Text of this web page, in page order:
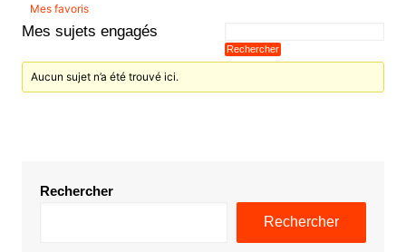
Mes favoris
Mes sujets engagés
Aucun sujet n’a été trouvé ici.
Rechercher
Rechercher